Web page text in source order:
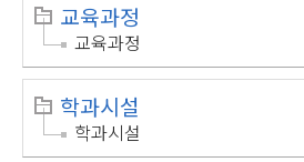
교육과정
교육과정
학과시설
학과시설